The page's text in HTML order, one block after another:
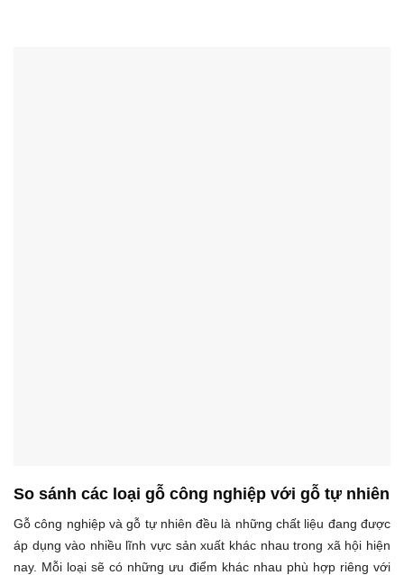
So sánh các loại gỗ công nghiệp với gỗ tự nhiên
Gỗ công nghiệp và gỗ tự nhiên đều là những chất liệu đang được
áp dụng vào nhiều lĩnh vực sản xuất khác nhau trong xã hội hiện
nay. Mỗi loại sẽ có những ưu điểm khác nhau phù hợp riêng với